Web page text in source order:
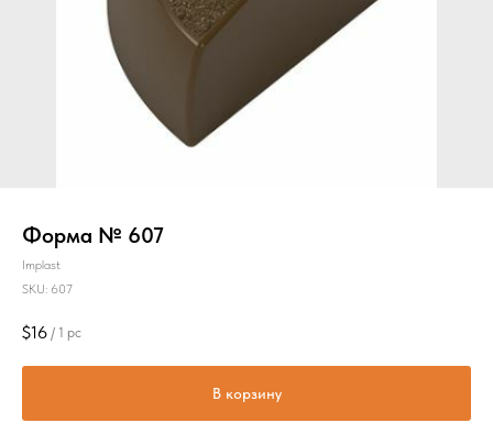
Форма № 607
Implast
SKU: 607
$16 / 1 pc
В корзину